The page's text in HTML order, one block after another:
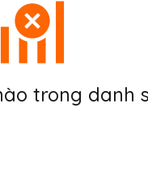
trong danh